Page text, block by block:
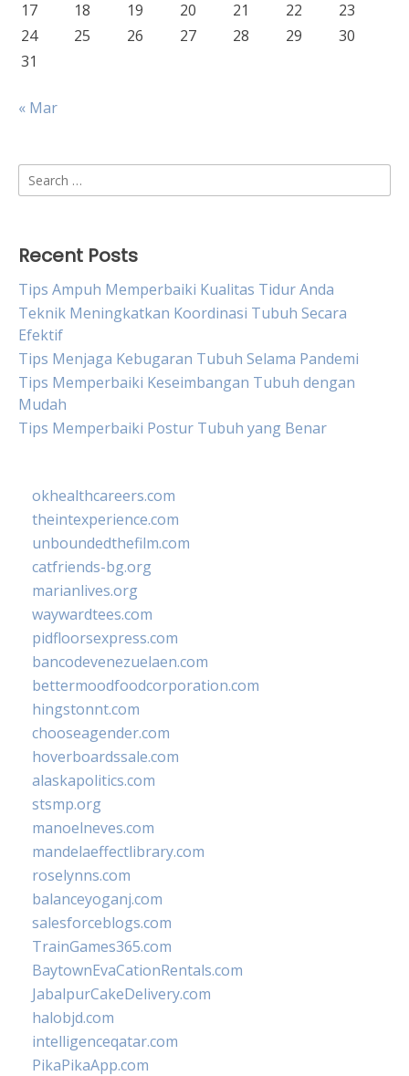
17 18 19 20 21 22
23
24
25 26 27 28 29
30
31
« Mar
Search
for:
Recent Posts
Tips Ampuh Memperbaiki Kualitas Tidur Anda
Teknik Meningkatkan Koordinasi Tubuh Secara
Efektif
Tips Menjaga Kebugaran Tubuh Selama Pandemi
Tips Memperbaiki Keseimbangan Tubuh dengan
Mudah
Tips Memperbaiki Postur Tubuh yang Benar
okhealthcareers.com
theintexperience.com
unboundedthefilm.com
catfriends-bg.org
marianlives.org
waywardtees.com
pidfloorsexpress.com
bancodevenezuelaen.com
bettermoodfoodcorporation.com
hingstonnt.com
chooseagender.com
hoverboardssale.com
alaskapolitics.com
stsmp.org
manoelneves.com
mandelaeffectlibrary.com
roselynns.com
balanceyoganj.com
salesforceblogs.com
TrainGames365.com
BaytownEvaCationRentals.com
JabalpurCakeDelivery.com
halobjd.com
intelligenceqatar.com
PikaPikaApp.com